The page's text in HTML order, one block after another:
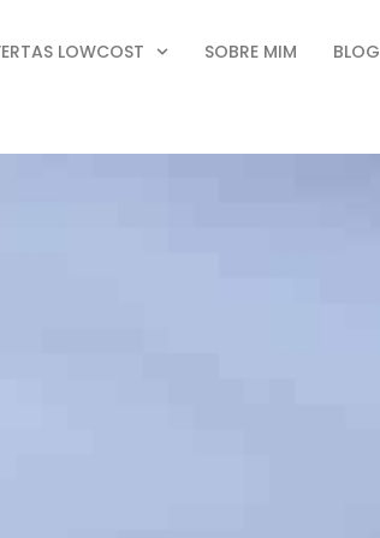
LOWCOST SOBRE MIM BLOG